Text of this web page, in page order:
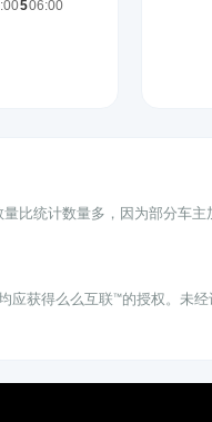
统计数量多，因为部分车主
获得么么互联™的授权。未